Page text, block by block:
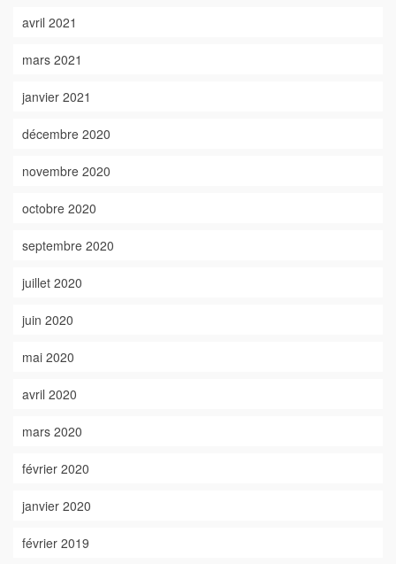
avril 2021
mars 2021
janvier 2021
décembre 2020
novembre 2020
octobre 2020
septembre 2020
juillet 2020
juin 2020
mai 2020
avril 2020
mars 2020
février 2020
janvier 2020
février 2019